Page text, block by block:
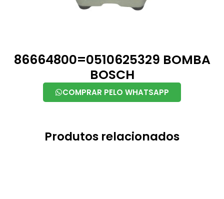
86664800=0510625329 BOMBA
BOSCH
COMPRAR PELO WHATSAPP
Produtos relacionados